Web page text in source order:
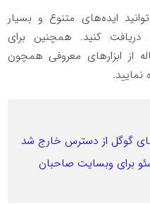
ایده‌های متنوع و بسیار
دریافت کنید. همچنین برای
از ابزارهای معروفی همچون
گوگل از دسترس خارج شد
برای وبسایت صاحبان